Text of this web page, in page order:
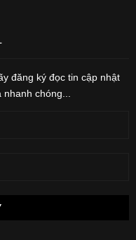
đăng ký đọc tin cập nhật
chóng...